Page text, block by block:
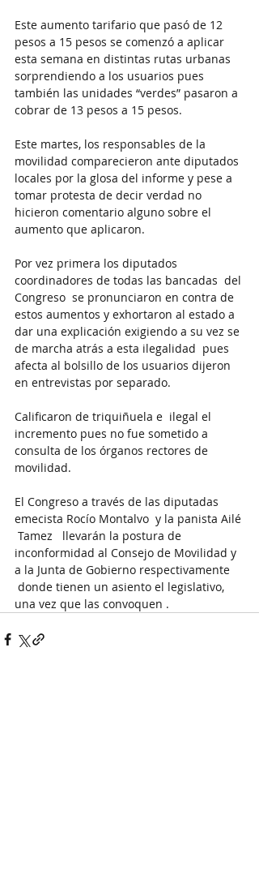
Este aumento tarifario que pasó de 12
pesos a 15 pesos se comenzó a aplicar
esta semana en distintas rutas urbanas
sorprendiendo a los usuarios pues
también las unidades “verdes” pasaron a
cobrar de 13 pesos a 15 pesos.
Este martes, los responsables de la
movilidad comparecieron ante diputados
locales por la glosa del informe y pese a
tomar protesta de decir verdad no
hicieron comentario alguno sobre el
aumento que aplicaron.
Por vez primera los diputados
coordinadores de todas las bancadas  del
Congreso  se pronunciaron en contra de
estos aumentos y exhortaron al estado a
dar una explicación exigiendo a su vez se
de marcha atrás a esta ilegalidad  pues
afecta al bolsillo de los usuarios dijeron
en entrevistas por separado.
Calificaron de triquiñuela e  ilegal el
incremento pues no fue sometido a
consulta de los órganos rectores de
movilidad.
El Congreso a través de las diputadas
emecista Rocío Montalvo  y la panista Ailé
Tamez   llevarán la postura de
inconformidad al Consejo de Movilidad y
a la Junta de Gobierno respectivamente
donde tienen un asiento el legislativo,
una vez que las convoquen .